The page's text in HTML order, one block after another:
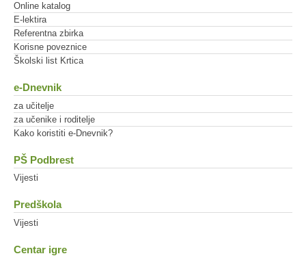
Online katalog
E-lektira
Referentna zbirka
Korisne poveznice
Školski list Krtica
e-Dnevnik
za učitelje
za učenike i roditelje
Kako koristiti e-Dnevnik?
PŠ Podbrest
Vijesti
Predškola
Vijesti
Centar igre